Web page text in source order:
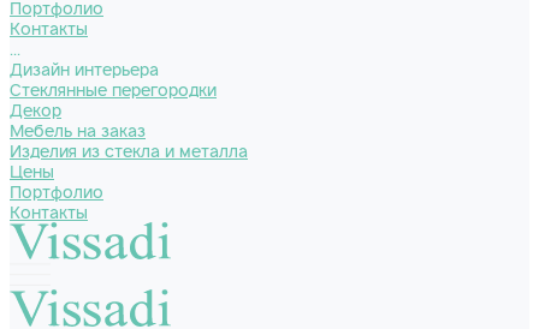
Портфолио
Контакты
...
Дизайн интерьера
Стеклянные перегородки
Декор
Мебель на заказ
Изделия из стекла и металла
Цены
Портфолио
Контакты